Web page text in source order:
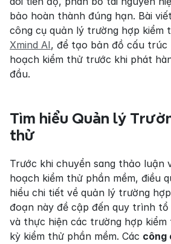
bảo hoàn thành đúng hạn. Bài
Xmind AI, để tạo bản đồ cấu trúc
hoạch kiểm thử trước khi phát
đầu.
Tìm hiểu Quản lý
thử
Trước khi chuyển sang thảo luận
hoạch kiểm thử phần mềm, điều
hiểu chi tiết về quản lý trường
đoạn này đề cập đến quy trình
và thực hiện các trường hợp
kỳ kiểm thử phần mềm. Các công